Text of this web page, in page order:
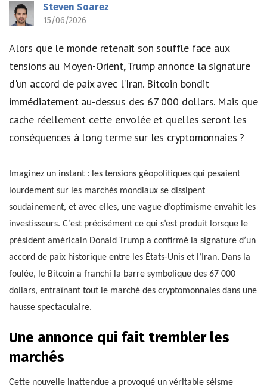
Steven Soarez
15/06/2026
Alors que le monde retenait son souffle face aux
tensions au Moyen-Orient, Trump annonce la signature
d'un accord de paix avec l'Iran. Bitcoin bondit
immédiatement au-dessus des 67 000 dollars. Mais que
cache réellement cette envolée et quelles seront les
conséquences à long terme sur les cryptomonnaies ?
Imaginez un instant : les tensions géopolitiques qui pesaient
lourdement sur les marchés mondiaux se dissipent
soudainement, et avec elles, une vague d’optimisme envahit les
investisseurs. C’est précisément ce qui s’est produit lorsque le
président américain Donald Trump a confirmé la signature d’un
accord de paix historique entre les États-Unis et l’Iran. Dans la
foulée, le Bitcoin a franchi la barre symbolique des 67 000
dollars, entraînant tout le marché des cryptomonnaies dans une
hausse spectaculaire.
Une annonce qui fait trembler les
marchés
Cette nouvelle inattendue a provoqué un véritable séisme